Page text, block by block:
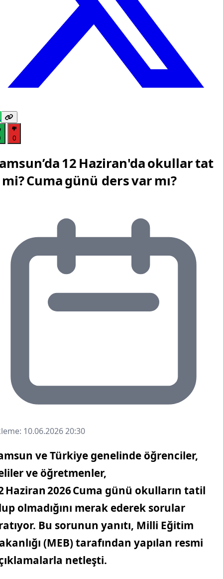
0
12 Haziran'da okullar tat
Cuma günü ders var mı?
10.06.2026 20:30
ve Türkiye genelinde öğrenciler,
ve öğretmenler,
Haziran 2026 Cuma günü okulların tatil
olmadığını merak ederek sorular
Bu sorunun yanıtı, Milli Eğitim
(MEB)tarafından yapılan resmi
netleşti.